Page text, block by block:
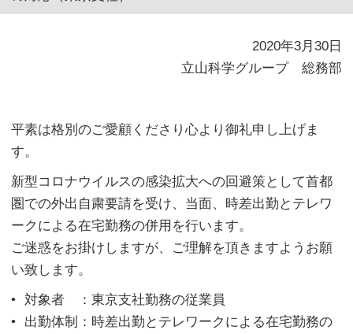
2020年3月30日
立山科学グループ 総務部
平素は格別のご愛顧くださり心より御礼申し上げま
す。
新型コロナウイルスの感染拡大への回避策として首都
圏での外出自粛要請を受け、当面、時差出勤とテレワ
ークによる在宅勤務の併用を行います。
ご迷惑をお掛けしますが、ご理解を頂きますようお願
い致します。
対象者 ：東京支社勤務の従業員
出勤体制：時差出勤とテレワークによる在宅勤務の